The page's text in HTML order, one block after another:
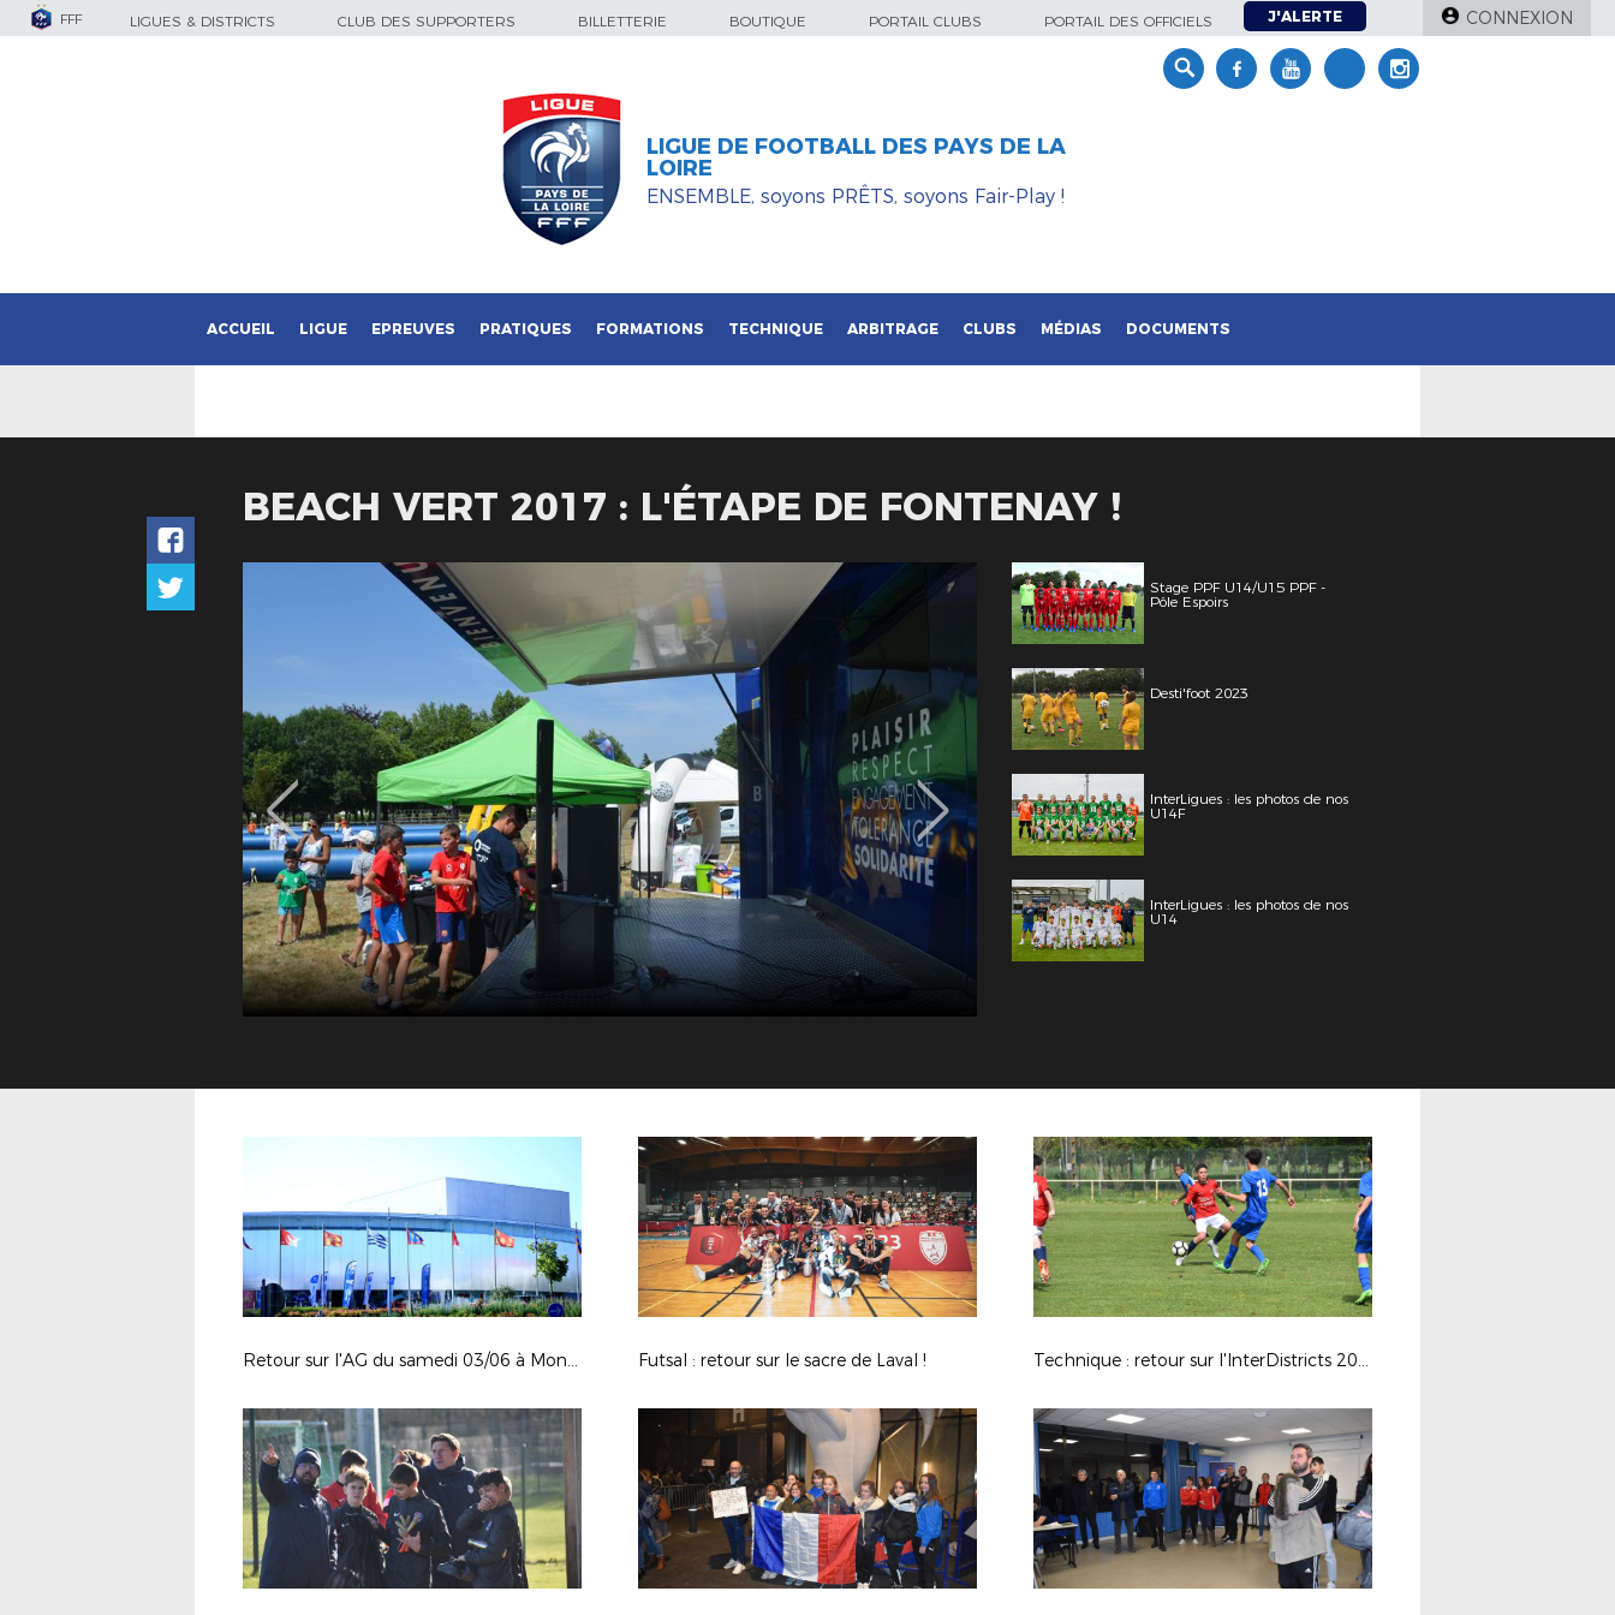
FFF LIGUES & DISTRICTS CLUB DES SUPPORTERS BILLETTERIE BOUTIQUE PORTAIL CLUBS PORTAIL DES OFFICIELS J'ALERTE CONNEXION
LIGUE DE FOOTBALL DES PAYS DE LA
LOIRE
ENSEMBLE, soyons PRÊTS, soyons Fair-Play !
ACCUEIL LIGUE EPREUVES PRATIQUES FORMATIONS TECHNIQUE ARBITRAGE CLUBS MÉDIAS DOCUMENTS
BEACH VERT 2017 : L'ÉTAPE DE FONTENAY !
Stage PPF U14/U15 PPF -
Pôle Espoirs
Desti'foot 2023
InterLigues : les photos de nos
U14F
InterLigues : les photos de nos
U14
Retour sur l'AG du samedi 03/06 à Montaigu ! Futsal : retour sur le sacre de Laval ! Technique : retour sur l'InterDistricts 2023